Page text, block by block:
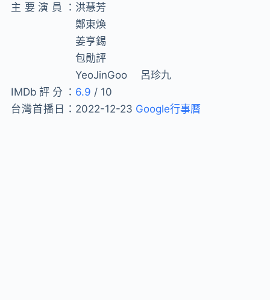
主要演員： 洪慧芳
鄭東煥
姜亨錫
包勛評
YeoJinGoo 呂珍九
IMDb評分： 6.9 / 10
台灣首播日： 2022-12-23 Google行事曆